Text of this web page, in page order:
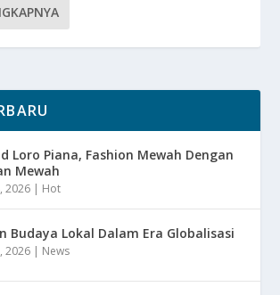
Loro Piana, Fashion Mewah Dengan
Mewah
2026 | Hot
Budaya Lokal Dalam Era Globalisasi
2026 | News